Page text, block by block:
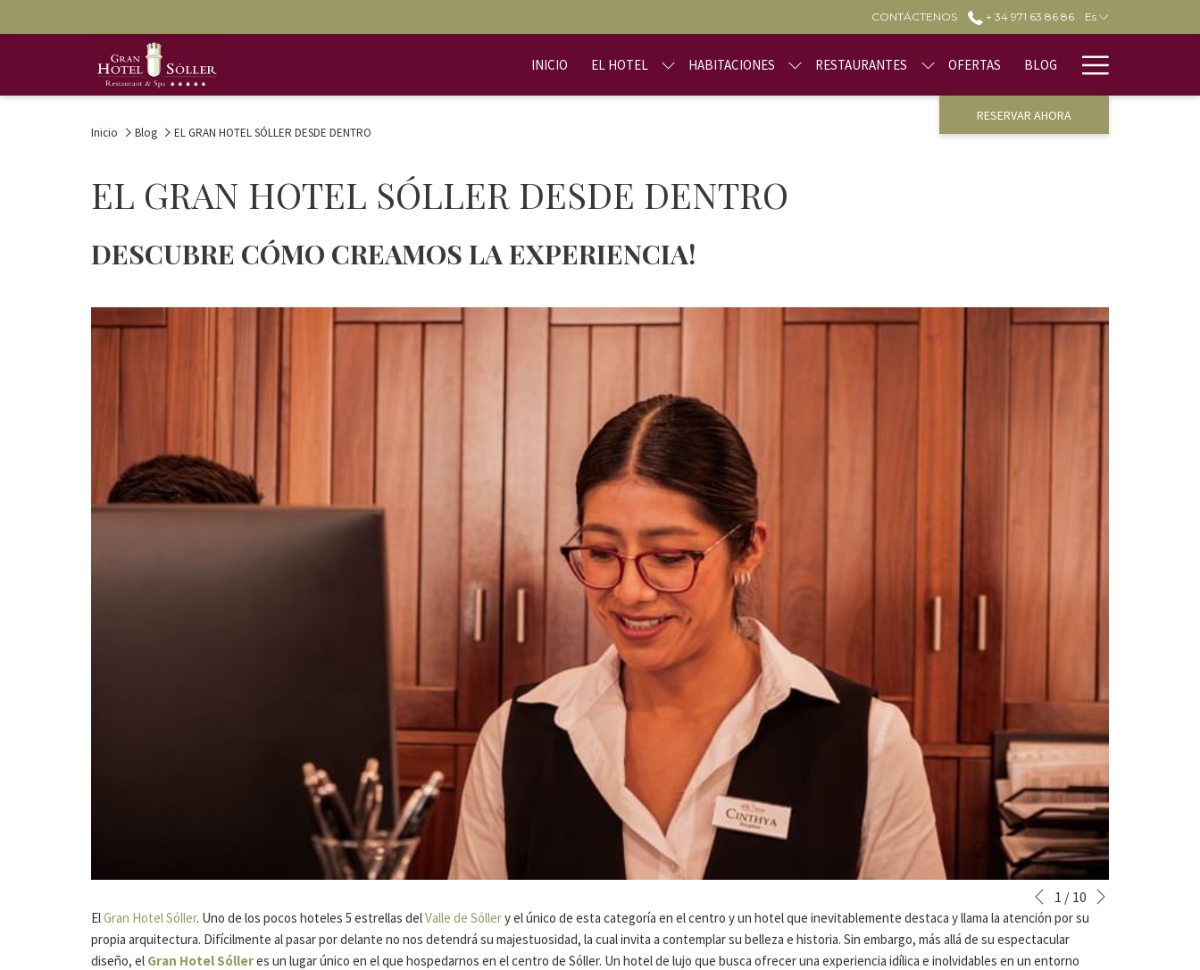
CONTÁCTENOS + 34 971 63 86 86 Es
INICIO EL HOTEL HABITACIONES RESTAURANTES OFERTAS BLOG
Menu
RESERVAR AHORA
Inicio Blog EL GRAN HOTEL SÓLLER DESDE DENTRO
EL GRAN HOTEL SÓLLER DESDE DENTRO
DESCUBRE CÓMO CREAMOS LA EXPERIENCIA!
Botones
de
control
de
Al
hacer
clic
en
Anterior
1 / 10
ElGran Hotel Sóller. Uno de los pocos hoteles 5 estrellas delValle de Sóllery el único de esta categoría en el centro y un hotel que inevitablemente destaca y llama la atención por su
propia arquitectura. Difícilmente al pasar por delante no nos detendrá su majestuosidad, la cual invita a contemplar su belleza e historia. Sin embargo, más allá de su espectacular
diseño, el Gran Hotel Sólleres un lugar único en el que hospedarnos en el centro de Sóller. Un hotel de lujo que busca ofrecer una experiencia idílica e inolvidables en un entorno